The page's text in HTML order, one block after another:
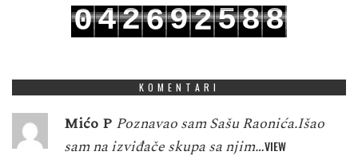
042692588
KOMENTARI
Mićo P Poznavao sam Sašu Raonića.Išao
sam na izviđače skupa sa njim…VIEW